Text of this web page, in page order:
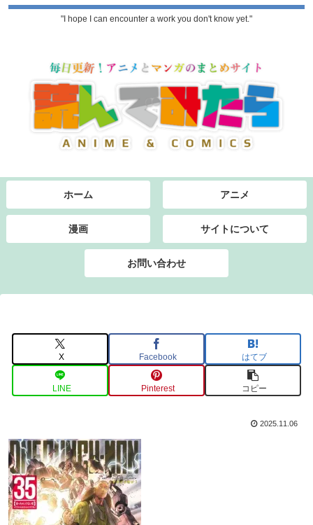
"I hope I can encounter a work you don't know yet."
ホーム アニメ
漫画 サイトについて
お問い合わせ
X Facebook はてブ
LINE Pinterest コピー
2025.11.06